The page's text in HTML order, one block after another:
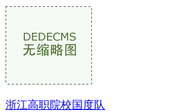
浙江高职院校国度队